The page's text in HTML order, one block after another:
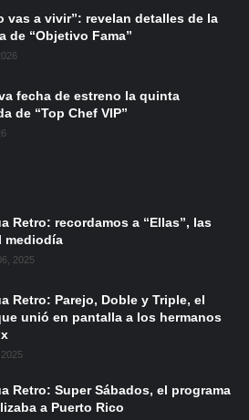
vas a vivir”: revelan detalles de la
de “Objetivo Fama”
fecha de estreno la quinta
de “Top Chef VIP”
Retro: recordamos a “Ellas”, las
mediodía
2025
Retro: Parejo, Doble y Triple, el
unió en pantalla a los hermanos
Retro: Super Sábados, el programa
a Puerto Rico